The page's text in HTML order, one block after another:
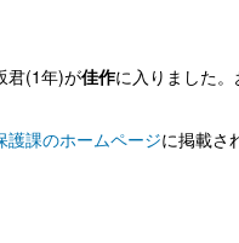
君(1年)が佳作に入りました。
護課のホームページに掲載さ